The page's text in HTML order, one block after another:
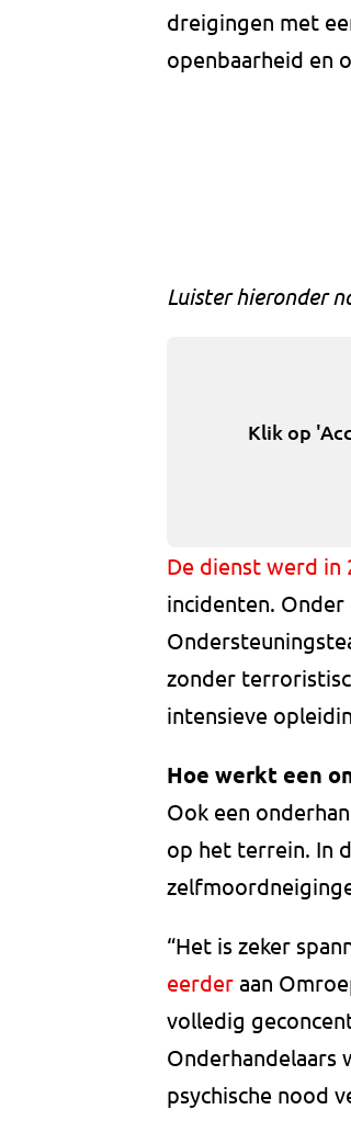
dreigingen met
openbaarheid en
Luister hieronder
Klik op
De dienst werd in
incidenten. Onder
zonder
intensieve
Hoe werkt een
Ook een
op het terrein. In
“Het is zeker
eerder aan
volledig
Onderhandelaars
psychische nood